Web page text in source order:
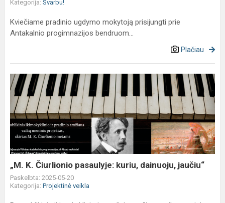
Kategorija: Svarbu!
Kviečiame pradinio ugdymo mokytoją prisijungti prie
Antakalnio progimnazijos bendruom...
Plačiau
„M.
K.
Čiurlionio
pasaulyje:
kuriu,
dainuoju,
jaučiu“
„M. K. Čiurlionio pasaulyje: kuriu, dainuoju, jaučiu“
Paskelbta: 2025-05-20
Kategorija: Projektinė veikla